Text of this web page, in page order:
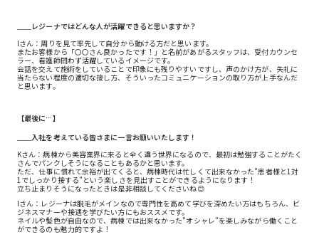
＿＿レジーナではどんな人が活躍できると思いますか？
Iさん：周りを見て率先して自分から動ける方だと思います。
またお客様から「〇〇さん良かったです！」と名前があがるスタッフは、受付カウンセ
ラー、看護師問わず活躍しているイメージです。
会話を交えて施術をしていることで印象にも残りやすいですし、声のかけ方が、失礼に
当たらない程度の適切な接し方、そういったコミュニケーションの取り方が上手なんだ
と思います。
【最後に…】
＿＿入社を考えている皆さまに一言お願いいたします！
Kさん：病棟から美容業界に来ると全く違う世界になるので、最初は勉強することがたく
さんでパンクしそうになることもあるかと思います。
ただ、仕事に慣れて余裕が出てくると、病棟時代は忙しくて出来なかった”患者様と1対
1でしっかり接する”という楽しさを見出すことができるようになります！
立ち止まりそうになったときは是非相談してくださいね😊
Iさん：レジーナは脱毛がメインなので専門性を高めて学びを深めたい方はもちろん、ビ
ジネスマナーや接遇を学びたい方にもおススメです。
ネイルや髪色が自由なので、病棟では出来なかった”オシャレ”を楽しみながら働くこと
ができるのも魅力的ですよ！